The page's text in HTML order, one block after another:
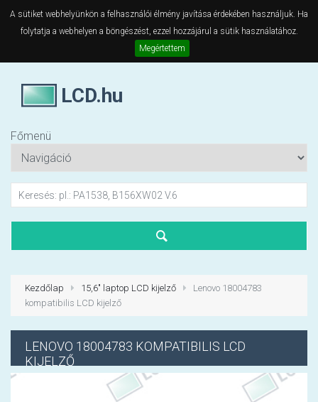
A sütiket webhelyünkön a felhasználói élmény javítása érdekében használjuk. Ha
folytatja a webhelyen a böngészést, ezzel hozzájárul a sütik használatához.
Megértettem
LCD.hu
Főmenü
Kezdőlap 15,6" laptop LCD kijelző
Lenovo 18004783
kompatibilis LCD kijelző
LENOVO 18004783 KOMPATIBILIS LCD
KIJELZŐ